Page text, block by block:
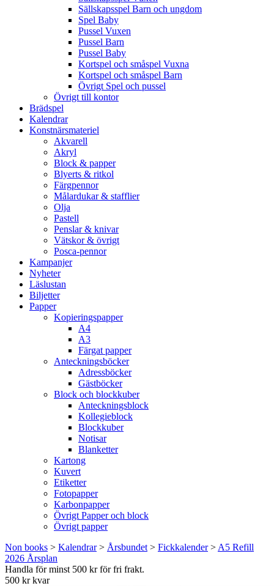
Sällskapsspel Barn och ungdom
Spel Baby
Pussel Vuxen
Pussel Barn
Pussel Baby
Kortspel och småspel Vuxna
Kortspel och småspel Barn
Övrigt Spel och pussel
Övrigt till kontor
Brädspel
Kalendrar
Konstnärsmateriel
Akvarell
Akryl
Block & papper
Blyerts & ritkol
Färgpennor
Målardukar & stafflier
Olja
Pastell
Penslar & knivar
Vätskor & övrigt
Posca-pennor
Kampanjer
Nyheter
Läslustan
Biljetter
Papper
Kopieringspapper
A4
A3
Färgat papper
Anteckningsböcker
Adressböcker
Gästböcker
Block och blockkuber
Anteckningsblock
Kollegieblock
Blockkuber
Notisar
Blanketter
Kartong
Kuvert
Etiketter
Fotopapper
Karbonpapper
Övrigt Papper och block
Övrigt papper
Non books > Kalendrar> Årsbundet > Fickkalender> A5 Refill
2026 Årsplan
Handla för minst 500 kr för fri frakt.
500 kr kvar